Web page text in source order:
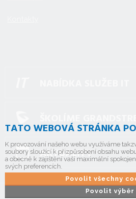
ŠKOLÍME
AKTUALITY
TATO WEBOVÁ STRÁNKA
K provozování našeho webu využíváme
soubory sloužící k přizpůsobení obsahu
a obecně k zajištění vaší maximální
svých preferencích.
Povolit výběr
Povolit všechny